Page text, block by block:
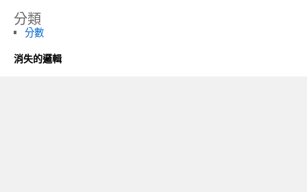
分類
分數
消失的邏輯